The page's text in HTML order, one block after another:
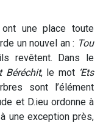
une place toute
un nouvel an : Tou
revêtent. Dans le
Béréchit, le mot ‘Ets
sont l’élément
et D.ieu ordonne à
une exception près,